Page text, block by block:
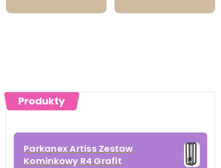
Produkty
Parkanex Artiss Zestaw
Kominkowy R4 Grafit